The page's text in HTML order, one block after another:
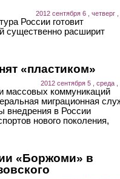
2012 сентября 6 , четверг
России готовит
существенно расширит
«пластиком»
2012 сентября 5 , среда ,
массовых коммуникаций
миграционная
внедрения в России
нового поколения,
«Боржоми» в